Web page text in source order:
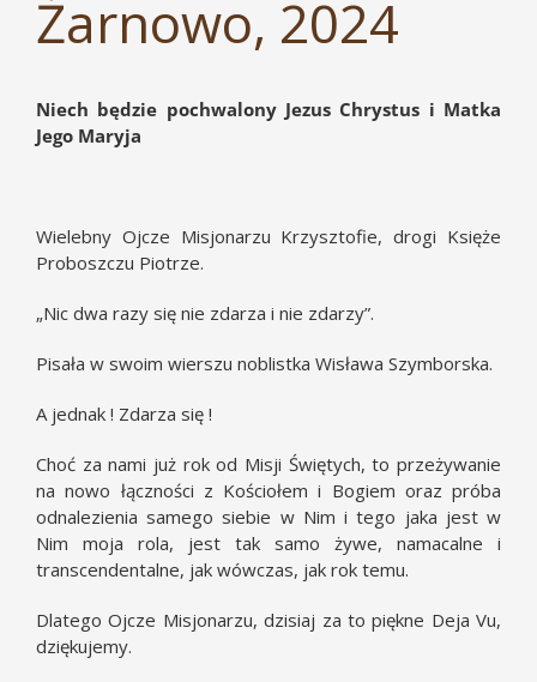
Żarnowo, 2024
Niech będzie pochwalony Jezus Chrystus i Matka
Jego Maryja
Wielebny Ojcze Misjonarzu Krzysztofie, drogi Księże
Proboszczu Piotrze.
„Nic dwa razy się nie zdarza i nie zdarzy”.
Pisała w swoim wierszu noblistka Wisława Szymborska.
A jednak ! Zdarza się !
Choć za nami już rok od Misji Świętych, to przeżywanie
na nowo łączności z Kościołem i Bogiem oraz próba
odnalezienia samego siebie w Nim i tego jaka jest w
Nim moja rola, jest tak samo żywe, namacalne i
transcendentalne, jak wówczas, jak rok temu.
Dlatego Ojcze Misjonarzu, dzisiaj za to piękne Deja Vu,
dziękujemy.